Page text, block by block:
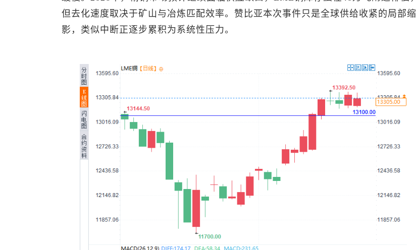
但去化速度取决于矿山与冶炼匹配效率。赞比亚本次事件只是全球供给收紧的局部缩
影，类似中断正逐步累积为系统性压力。